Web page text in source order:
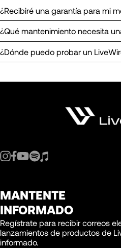
¿Recibiré una garantía para mi
¿Qué mantenimiento necesita
¿Dónde puedo probar un
MANTENTE
INFORMADO
Regístrate para recibir correos
lanzamientos de productos de
informado.